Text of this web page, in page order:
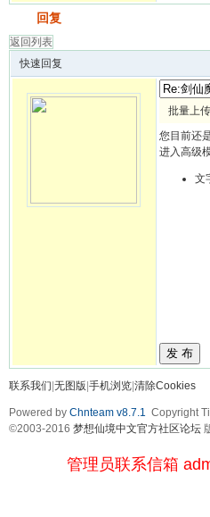
回复
返回列表
快速回复
批量上
您目前还
进入高级
文
发 布
联系我们 无图版 手机浏览 清除Cookies
Powered by Chnteam v8.7.1 Copyright
©2003-2016 梦想仙境中文官方社区论坛
管理员联系信箱